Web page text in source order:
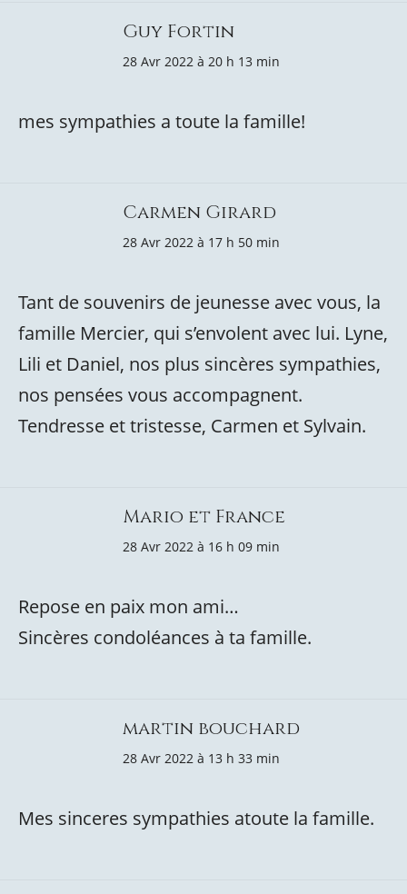
Guy Fortin
28 Avr 2022 à 20 h 13 min
mes sympathies a toute la famille!
Carmen Girard
28 Avr 2022 à 17 h 50 min
Tant de souvenirs de jeunesse avec vous, la
famille Mercier, qui s’envolent avec lui. Lyne,
Lili et Daniel, nos plus sincères sympathies,
nos pensées vous accompagnent.
Tendresse et tristesse, Carmen et Sylvain.
Mario et France
28 Avr 2022 à 16 h 09 min
Repose en paix mon ami…
Sincères condoléances à ta famille.
martin bouchard
28 Avr 2022 à 13 h 33 min
Mes sinceres sympathies atoute la famille.